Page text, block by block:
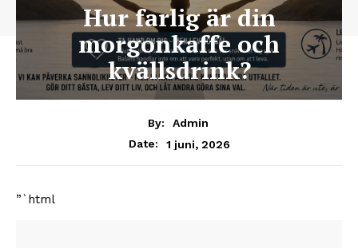
Hur farlig är din
morgonkaffe och
kvällsdrink?
By:
Admin
Date:
1 juni, 2026
”`html